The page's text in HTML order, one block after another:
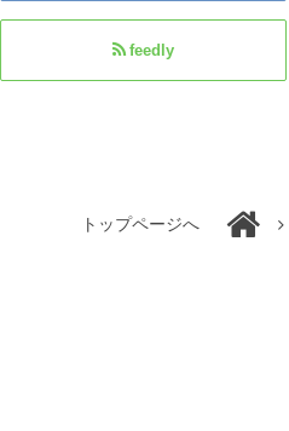
feedly
トップページへ